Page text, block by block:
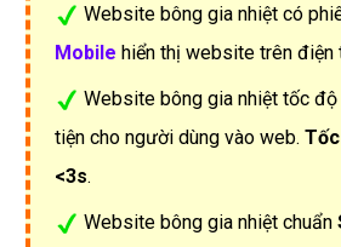
Website bông gia nhiệt có
Mobile hiển thị website trên điện
Website bông gia nhiệt tốc độ
tiện cho người dùng vào web.
<3s.
Website bông gia nhiệt chuẩn